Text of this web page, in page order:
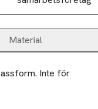
Material
Inte för